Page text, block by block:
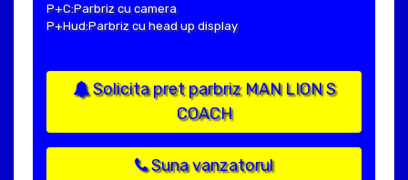
P+C:Parbriz cu camera
P+Hud:Parbriz cu head up display
Solicita pret parbriz MAN LION S
COACH
Suna vanzatorul